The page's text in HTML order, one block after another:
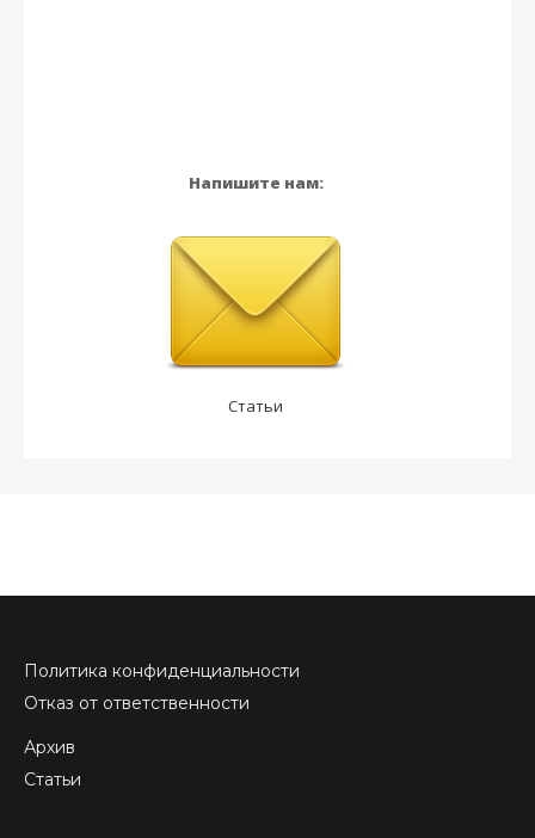
Напишите нам:
Статьи
Политика конфиденциальности
Отказ от ответственности
Архив
Статьи